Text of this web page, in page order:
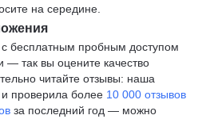
на середине.
бесплатным пробным доступом
— так вы оцените качество
читайте отзывы: наша
проверила более 10 000 отзывов
за последний год — можно